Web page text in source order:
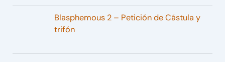
Blasphemous 2 – Petición de Cástula y
trifón